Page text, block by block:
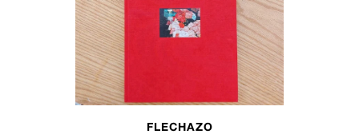
FLECHAZO